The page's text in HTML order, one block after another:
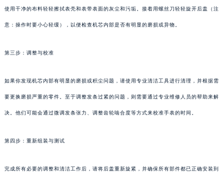
使用干净的布料轻轻擦拭表壳和表带表面的灰尘和污垢。接着用螺丝刀轻轻旋开后盖（注
意：操作时要小心轻缓），以便检查机芯内部是否有明显的磨损或异物。
第三步：调整与校准
如果你发现机芯内部有明显的磨损或积尘问题，请使用专业清洁工具进行清理，并根据需
要更换磨损严重的零件。至于调整发条过紧的问题，则需要通过专业维修人员的帮助来解
决。他们可能会通过微调发条张力、调整齿轮啮合度等方式来校准手表的时间。
第四步：重新组装与测试
完成所有必要的调整和清洁工作后，请将后盖重新旋紧，并确保所有部件都已正确安装到